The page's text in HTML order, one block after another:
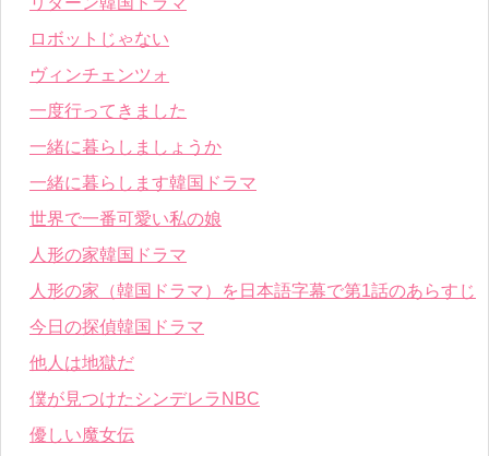
ロボットじゃない
ヴィンチェンツォ
一度行ってきました
一緒に暮らしましょうか
一緒に暮らします韓国ドラマ
世界で一番可愛い私の娘
人形の家韓国ドラマ
人形の家（韓国ドラマ）を日本語字幕で第1話のあらすじ
今日の探偵韓国ドラマ
他人は地獄だ
僕が見つけたシンデレラNBC
優しい魔女伝